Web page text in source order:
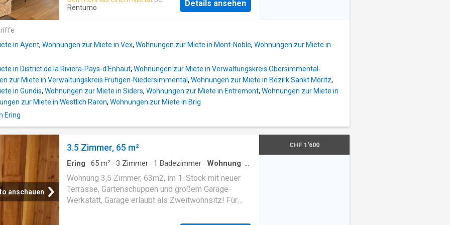
privative avec douche. WC visiteurs. Combles 2
du Rhône et les Alpes Bernoises. Balcon Nord-
admis. Appartement non-fumeur. Conditions: Meublé
Libre dès le 01.09.2026 CHF 2'200.-/mois, charges
comprises sauf l'électricité
Rentumo
Details ansehen
in Ayent, Wohnungen zur Miete in Vex, Wohnungen zur Miete in Mont-Noble, Wohnungen zur Miete in
in District de la Riviera-Pays-d’Enhaut, Wohnungen zur Miete in Verwaltungskreis Obersimmental-
zur Miete in Verwaltungskreis Frutigen-Niedersimmental , Wohnungen zur Miete in Bezirk Sankt Moritz,
in Gundis, Wohnungen zur Miete in Siders, Wohnungen zur Miete in Entremont, Wohnungen zur Miete in
zur Miete in Westlich Raron, Wohnungen zur Miete in Brig
Ering
anschauen
3.5 Zimmer, 65 m²
Ering · 65 m² · 3 Zimmer · 1 Badezimmer · Wohnung ·
Wohnung 3,5 Zimmer, 63m2, im 1. Stock mit neuer
Terrasse, Gartenschuppen und großem Garage-
Werkstatt, Garage erlaubt als Zweitwohnsitz! Für
den Skiliften der 4 Täler und 10 Minuten von den
CHF 1'600